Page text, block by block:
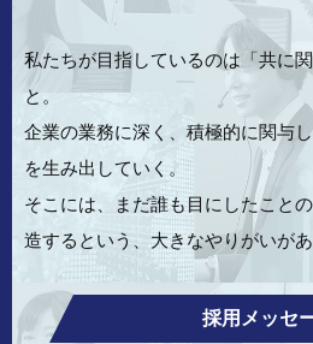
私たちが目指しているのは「共に
と。
企業の業務に深く、積極的に関与
を生み出していく。
そこには、まだ誰も目にしたこと
造するという、 大きなやりがいがあ
採用メッセ